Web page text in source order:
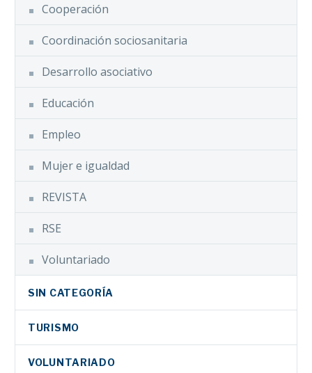
Cooperación
Coordinación sociosanitaria
Desarrollo asociativo
Educación
Empleo
Mujer e igualdad
REVISTA
RSE
Voluntariado
SIN CATEGORÍA
TURISMO
VOLUNTARIADO